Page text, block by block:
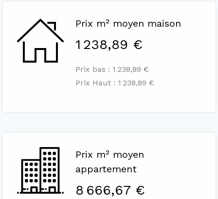
Prix m² moyen maison
1 238,89 €
Prix bas : 1 238,89 €
Prix Haut : 1 238,89 €
Prix m² moyen
appartement
8 666,67 €